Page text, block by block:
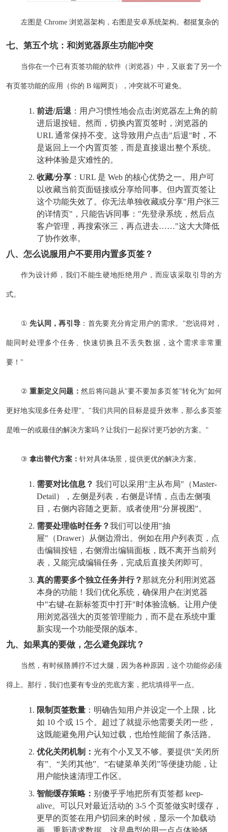
左图是 Chrome 浏览器架构，右图是安卓系统架构。都挺复杂的
七、第五个坑：和浏览器原生功能冲突
当你在一个已有页签功能的软件（浏览器）中，又嵌套了另一个
有页签功能的应用（你的 B 端网页），冲突就不可避免。
前进/后退 ：用户习惯性地会点击浏览器左上角的前
进后退按钮。然而，切换内置页签时，浏览器的
URL 通常保持不变。这导致用户点击"后退"时，不
是返回上一个内置页签，而是直接退出整个系统。
这种体验是灾难性的。
收藏/分享：URL 是 Web 的核心优势之一。用户可
以收藏当前页面链接或分享给同事。但内置页签让
这个功能失效了。你无法单独收藏或分享"用户张三
的详情页"，只能告诉同事："先登录系统，然后点
客户管理，再搜索张三，再点进去……"这大大降低
了协作效率。
八、怎么说服用户不要用内置多页签？
作为设计师，我们不能生硬地拒绝用户，而应该采取引导的方
式。
① 先认同，再引导 ：首先要充分肯定用户的需求。"您说得对，
能同时处理多个任务、快速切换且不丢失数据，这个需求非常重
要！"
②重新定义问题： 然后将问题从"要不要加多页签"转化为"如何
更好地实现多任务处理"。"我们共同的目标是提升效率，那么多页签
是唯一的或最佳的解决方案吗？让我们一起探讨更巧妙的方案。"
③ 拿出替代方案： 针对具体场景，提供更优的解决方案。
需要对比信息？ 我们可以采用"主从布局"（Master-
Detail），左侧是列表，右侧是详情，点击左侧项
目，右侧内容随之更新。或者使用"分屏视图"。
需要处理临时任务？我们可以使用"抽
屉"（Drawer）从侧边滑出。例如在用户列表页，点
击编辑按钮，右侧滑出编辑面板，既不离开当前列
表，又能完成编辑任务，完成后直接关闭即可。
真的需要多个独立任务并行？那就充分利用浏览器
本身的功能！我们优化系统，确保用户在浏览器
中"右键-在新标签页中打开"时体验流畅。让用户使
用浏览器强大的页签管理能力，而不是在系统中重
新实现一个功能受限的版本。
九、如果真的要做，怎么避免踩坑？
当然，有时候胳膊拧不过大腿，因为各种原因，这个功能你必须
得上。那行，我们也要有专业的兜底方案，把坑填得平一点。
限制页签数量：明确告知用户并设定一个上限，比
如 10 个或 15 个。超过了就提示他需要关闭一些，
这既能避免用户认知过载，也给性能留了条活路。
优化关闭机制： 光有个小叉叉不够。要提供“关闭所
有”、“关闭其他”、“右键菜单关闭”等便捷功能，让
用户能快速清理工作区。
智能缓存策略： 别傻乎乎地把所有页签都 keep-
alive。可以只对最近活动的 3-5 个页签做实时缓存，
更早的页签在用户切回来的时候，显示一个加载动
画，重新请求数据。这是典型的用一点点体验牺